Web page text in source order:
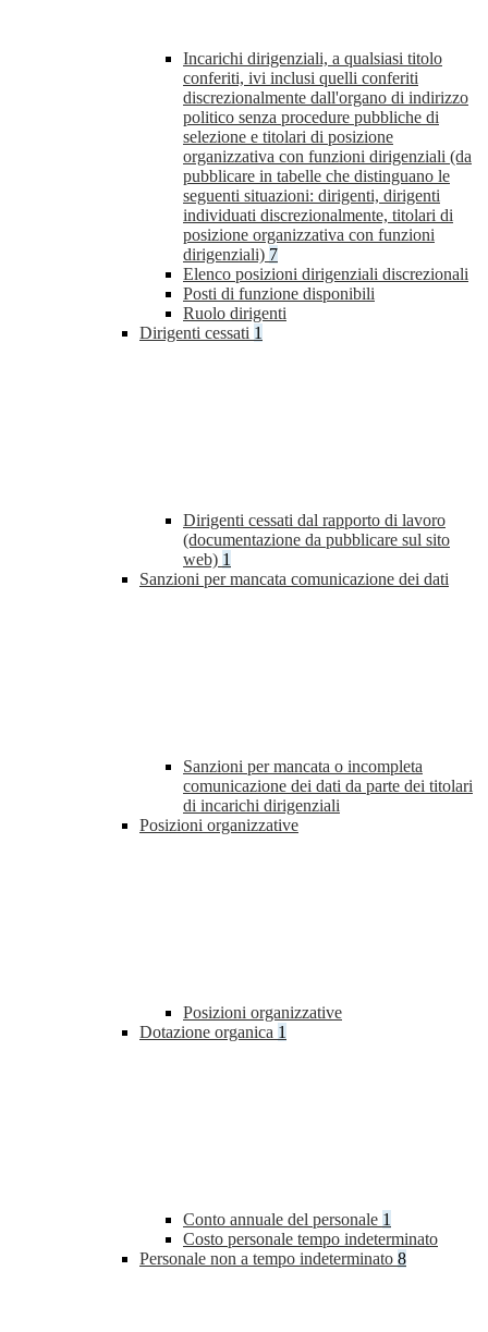
Incarichi dirigenziali, a qualsiasi titolo
conferiti, ivi inclusi quelli conferiti
discrezionalmente dall'organo di indirizzo
politico senza procedure pubbliche di
selezione e titolari di posizione
organizzativa con funzioni dirigenziali (da
pubblicare in tabelle che distinguano le
seguenti situazioni: dirigenti, dirigenti
individuati discrezionalmente, titolari di
posizione organizzativa con funzioni
dirigenziali) 7
Elenco posizioni dirigenziali discrezionali
Posti di funzione disponibili
Ruolo dirigenti
Dirigenti cessati 1
Dirigenti cessati dal rapporto di lavoro
(documentazione da pubblicare sul sito
web) 1
Sanzioni per mancata comunicazione dei dati
Sanzioni per mancata o incompleta
comunicazione dei dati da parte dei titolari
di incarichi dirigenziali
Posizioni organizzative
Posizioni organizzative
Dotazione organica 1
Conto annuale del personale 1
Costo personale tempo indeterminato
Personale non a tempo indeterminato 8